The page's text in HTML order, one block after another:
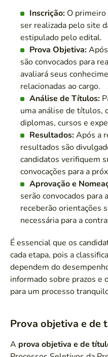
Inscrição: O primeiro
ser realizada pelo site
estipulado pelo edital.
Prova Objetiva:
são convocados para
avaliará seus
relacionadas ao cargo.
Análise de Títulos:
uma análise de títulos,
diplomas, cursos e
Resultados:Após a
resultados são
candidatos verifiquem
convocações para a
Aprovação e
serão convocados para
receberão orientações
necessária para a
É essencial que os
cada etapa, pois a
dependem do
informado sobre prazos e
para um processo
Prova objetiva e de
A prova objetiva e de